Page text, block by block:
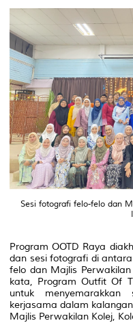
Sesi fotografi felo-felo dan
Program OOTD Raya
dan sesi fotografi di antara
felo dan Majlis
kata, Program Outfit Of
untuk menyemarakkan
kerjasama dalam
Majlis Perwakilan Kolej,